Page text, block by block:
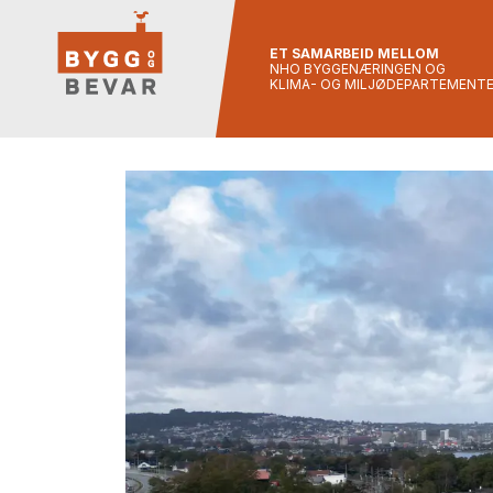
ET SAMARBEID MELLOM
NHO BYGGENÆRINGEN OG
KLIMA- OG